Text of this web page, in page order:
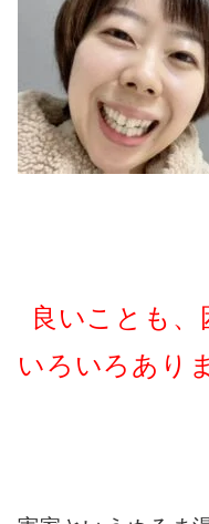
良いことも、
いろいろあり